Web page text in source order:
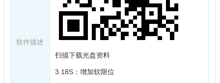
软件描述
扫描下载光盘资料
3.18S：增加软限位